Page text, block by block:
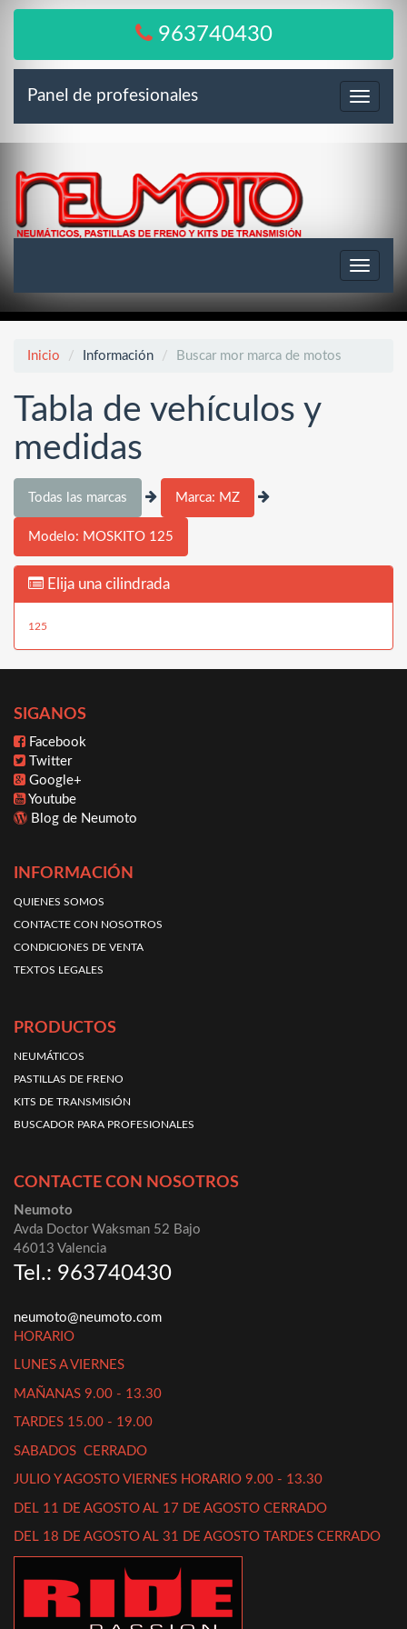
963740430
Menú
Panel de profesionales
Toggle
Inicio Información Buscar mor marca de motos
Tabla de vehículos y
medidas
Todas las marcas Marca: MZ
Modelo: MOSKITO 125
Elija una cilindrada
125
SIGANOS
Facebook
Twitter
Google+
Youtube
Blog de Neumoto
INFORMACIÓN
QUIENES SOMOS
CONTACTE CON NOSOTROS
CONDICIONES DE VENTA
TEXTOS LEGALES
PRODUCTOS
NEUMÁTICOS
PASTILLAS DE FRENO
KITS DE TRANSMISIÓN
BUSCADOR PARA PROFESIONALES
CONTACTE CON NOSOTROS
Neumoto
Avda Doctor Waksman 52 Bajo
46013 Valencia
Tel.: 963740430
neumoto@neumoto.com
HORARIO
LUNES A VIERNES
MAÑANAS 9.00 - 13.30
TARDES 15.00 - 19.00
SABADOS CERRADO
JULIO Y AGOSTO VIERNES HORARIO 9.00 - 13.30
DEL 11 DE AGOSTO AL 17 DE AGOSTO CERRADO
DEL 18 DE AGOSTO AL 31 DE AGOSTO TARDES CERRADO